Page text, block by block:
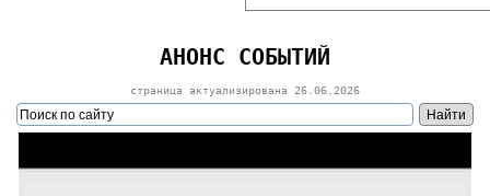
АНОНС СОБЫТИЙ
страница актуализирована 26.06.2026